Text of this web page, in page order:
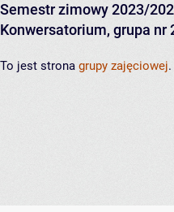
Semestr zimowy 2023/
Konwersatorium, grupa nr
To jest strona grupy zajęciowej